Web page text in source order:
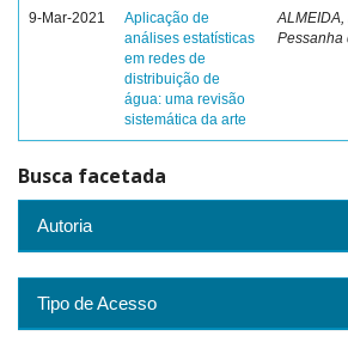
9-Mar-2021
Aplicação de
análises estatísticas
em redes de
distribuição de
água: uma revisão
sistemática da arte
ALMEIDA,
Pessanha
Busca facetada
Autoria
Tipo de Acesso